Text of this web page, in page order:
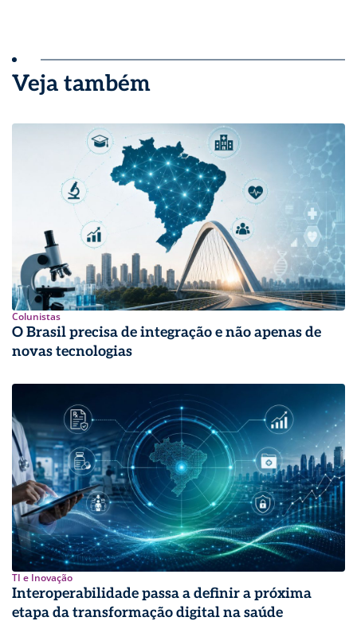
Veja também
Colunistas
O Brasil precisa de integração e não apenas de
novas tecnologias
TI e Inovação
Interoperabilidade passa a definir a próxima
etapa da transformação digital na saúde